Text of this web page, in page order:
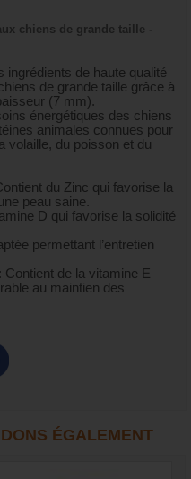
chiens de grande taille -
de haute qualité
de grande taille grâce à
(7 mm).
énergétiques des chiens
animales connues pour
volaille, du poisson et du
du Zinc qui favorise la
peau saine.
D qui favorise la solidité
permettant l’entretien
Contient de la vitamine E
au maintien des
ÉGALEMENT